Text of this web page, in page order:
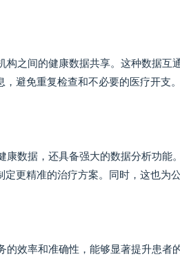
构之间的健康数据共享。这种数据
，避免重复检查和不必要的医疗开支
康数据，还具备强大的数据分析功
定更精准的治疗方案。同时，这也为
的效率和准确性，能够显著提升患